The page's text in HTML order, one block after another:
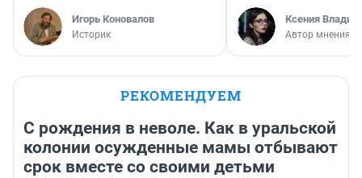
Игорь Коновалов
Историк
Ксения
Автор мнения
РЕКОМЕНДУЕМ
С рождения в неволе. Как в уральской
колонии осужденные мамы отбывают
срок вместе со своими детьми